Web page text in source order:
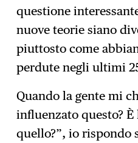
questione
nuove teorie siano
piuttosto come
perdute negli ultimi
Quando la gente mi
influenzato questo?
quello?”, io rispondo